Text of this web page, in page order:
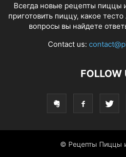
Всегда новые рецепты пиццы
приготовить пиццу, какое
вопросы вы найдете
Contact us:
FOLLOW
© Рецепты Пиццы